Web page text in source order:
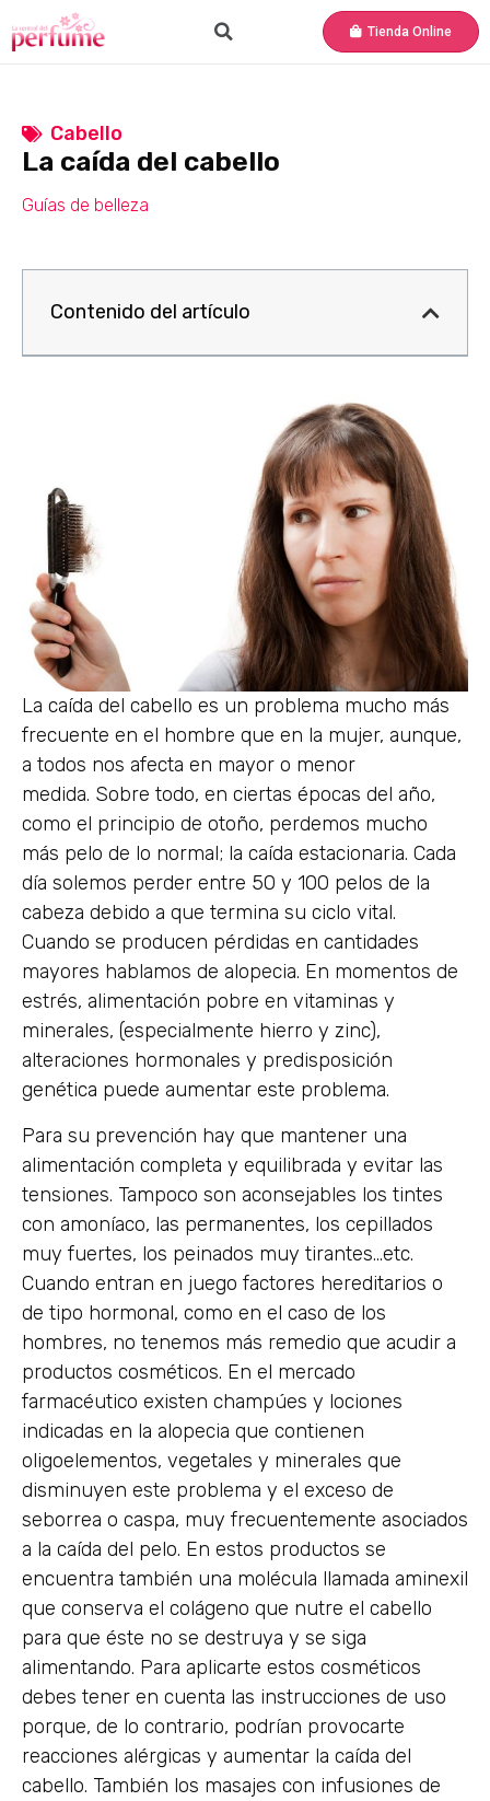
Tienda Online
Cabello
La caída del cabello
Guías de belleza
Contenido del artículo
La caída del cabello es un problema mucho más
frecuente en el hombre que en la mujer, aunque,
a todos nos afecta en mayor o menor
medida. Sobre todo, en ciertas épocas del año,
como el principio de otoño, perdemos mucho
más pelo de lo normal; la caída estacionaria. Cada
día solemos perder entre 50 y 100 pelos de la
cabeza debido a que termina su ciclo vital.
Cuando se producen pérdidas en cantidades
mayores hablamos de alopecia. En momentos de
estrés, alimentación pobre en vitaminas y
minerales, (especialmente hierro y zinc),
alteraciones hormonales y predisposición
genética puede aumentar este problema.
Para su prevención hay que mantener una
alimentación completa y equilibrada y evitar las
tensiones. Tampoco son aconsejables los tintes
con amoníaco, las permanentes, los cepillados
muy fuertes, los peinados muy tirantes…etc.
Cuando entran en juego factores hereditarios o
de tipo hormonal, como en el caso de los
hombres, no tenemos más remedio que acudir a
productos cosméticos. En el mercado
farmacéutico existen champúes y lociones
indicadas en la alopecia que contienen
oligoelementos, vegetales y minerales que
disminuyen este problema y el exceso de
seborrea o caspa, muy frecuentemente asociados
a la caída del pelo. En estos productos se
encuentra también una molécula llamada aminexil
que conserva el colágeno que nutre el cabello
para que éste no se destruya y se siga
alimentando. Para aplicarte estos cosméticos
debes tener en cuenta las instrucciones de uso
porque, de lo contrario, podrían provocarte
reacciones alérgicas y aumentar la caída del
cabello. También los masajes con infusiones de